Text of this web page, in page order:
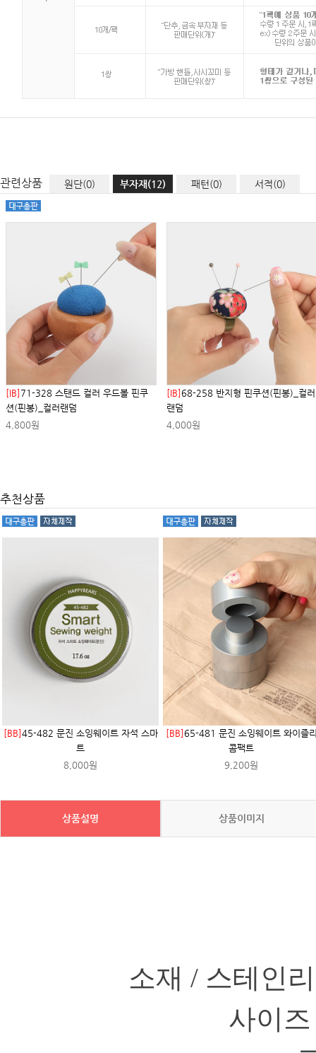
관련상품 원단(0) 부자재(12) 패턴(0) 서적(0)
[IB] 71-328 스탠드 컬러 우드볼 핀쿠
션(핀봉)_컬러랜덤
4,800원
[IB]68-258 반지형 핀쿠션(핀봉)_컬러
랜덤
4,000원
추천상품
[BB]45-482 문진 소잉웨이트 자석 스마
트
8,000원
[BB]65-481 문진 소잉웨이트 와이즐
콤팩트
9,200원
상품설명 상품이미지
소재 / 스테인
사이